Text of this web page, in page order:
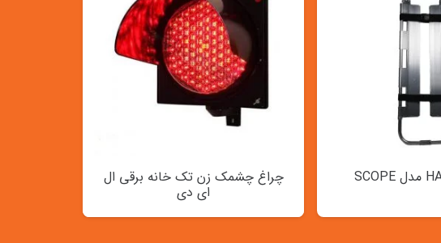
چراغ چشمک زن تک خانه برقی ال
ای دی